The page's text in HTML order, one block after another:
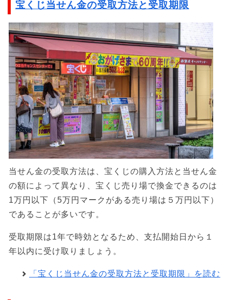
宝くじ当せん金の受取方法と受取期限
当せん金の受取方法は、宝くじの購入方法と当せん金
の額によって異なり、宝くじ売り場で換金できるのは
1万円以下（5万円マークがある売り場は５万円以下）
であることが多いです。
受取期限は1年で時効となるため、支払開始日から１
年以内に受け取りましょう。
「宝くじ当せん金の受取方法と受取期限」を読む